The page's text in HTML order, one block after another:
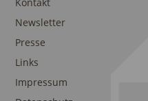
Kontakt
Newsletter
Presse
Links
Impressum